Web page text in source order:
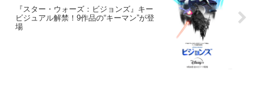
『スター・ウォーズ：ビジョンズ』キー
ビジュアル解禁！9作品の“キーマン”が登
場